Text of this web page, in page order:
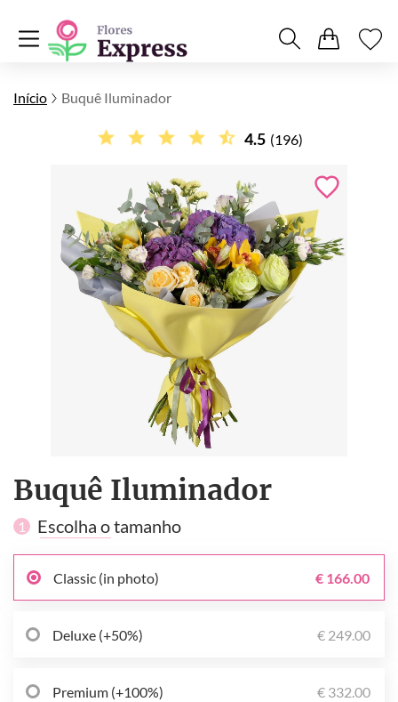
Início Buquê Iluminador
4.5 (196)
Buquê Iluminador
1 Escolha o tamanho
Classic (in photo) € 166.00
Deluxe (+50%) € 249.00
Premium (+100%) € 332.00